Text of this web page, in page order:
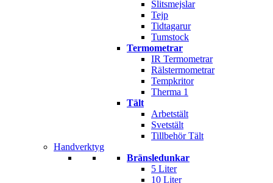
Slitsmejslar
Tejp
Tidtagarur
Tumstock
Termometrar
IR Termometrar
Rälstermometrar
Tempkritor
Therma 1
Tält
Arbetstält
Svetstält
Tillbehör Tält
Handverktyg
Bränsledunkar
5 Liter
10 Liter